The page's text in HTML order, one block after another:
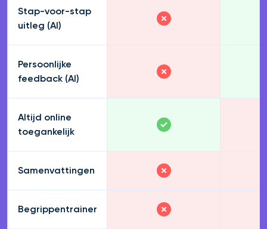
Stap-voor-stap
uitleg (AI)
Persoonlijke
feedback (AI)
Altijd online
toegankelijk
Samenvattingen
Begrippentrainer